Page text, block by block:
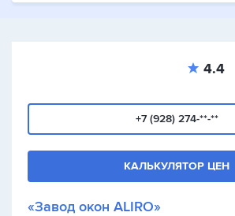
4.4
+7 (928) 274-**-**
КАЛЬКУЛЯТОР ЦЕН
«Завод окон ALIRO»